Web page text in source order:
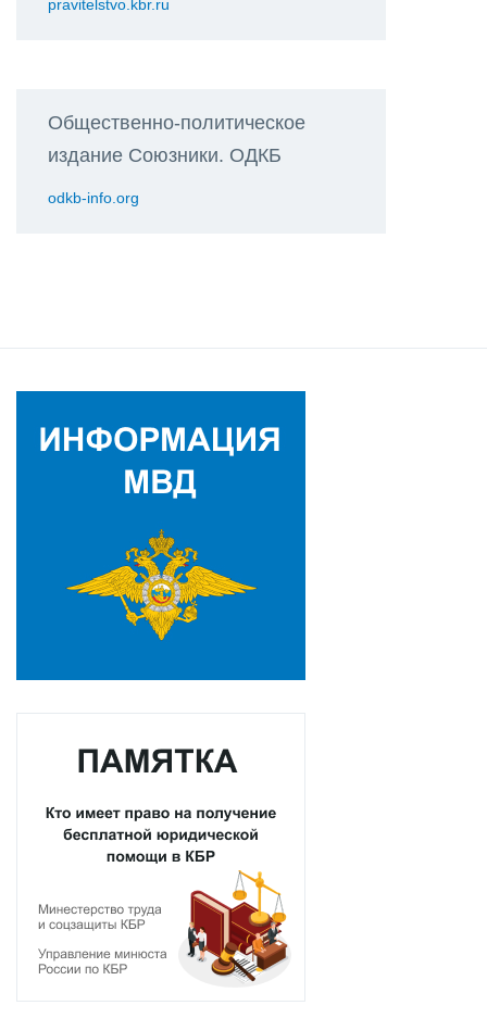
pravitelstvo.kbr.ru
Общественно-политическое
издание Союзники. ОДКБ
odkb-info.org